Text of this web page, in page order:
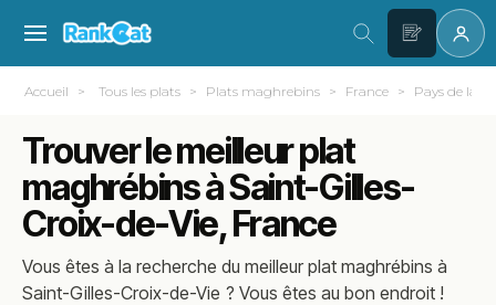
Accueil Tous les plats Plats maghrebins France Pays de la
Trouver le meilleur plat
maghrébins à Saint-Gilles-
Croix-de-Vie, France
Vous êtes à la recherche du meilleurplat maghrébins à
Saint-Gilles-Croix-de-Vie ? Vous êtes au bon endroit !